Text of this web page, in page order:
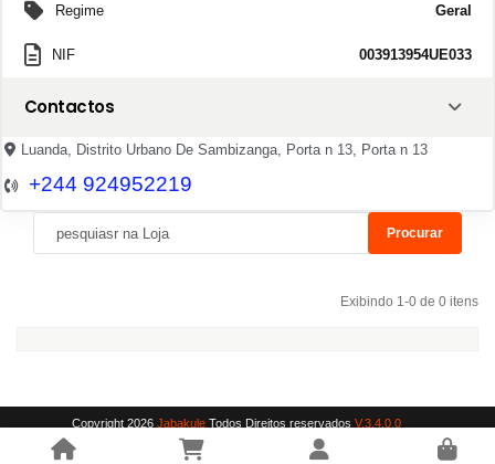
Regime Geral
NIF 003913954UE033
Contactos
Luanda, Distrito Urbano De Sambizanga, Porta n 13, Porta n 13
+244 924952219
Procurar
Exibindo 1-0 de 0 itens
Copyright 2026 Jabakule Todos Direitos reservados V.3.4.0.0